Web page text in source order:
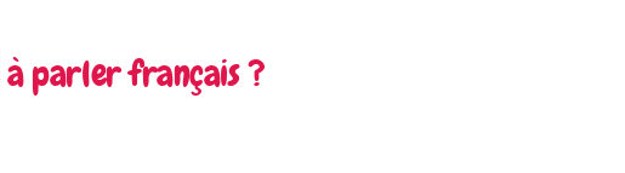
parler français ?